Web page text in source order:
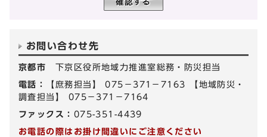
お問い合わせ先
京都市 下京区役所地域力推進室総務・防災担当
電話：
【庶務担当】 075－371－7163 【地域防災・
調査担当】 075－371－7164
ファックス： 075-351-4439
お電話の際はお掛け間違いにご注意ください